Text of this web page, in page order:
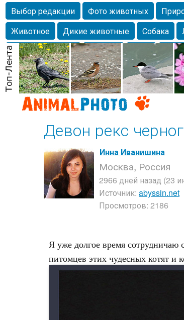
Выбор редакции Фото животных
Животное
Дикие животные Собака
Млекопитающие
Красота
любимцы
Волгоград Лебедь Город
Спаниель
Девон рекс
Инна Иванишина
Москва, Россия
2966 дней назад (23
Источник: abyssin.net
Просмотров: 2186
Я уже долгое время
питомцев этих чудесных котят и